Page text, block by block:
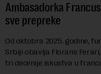
Ambasadorka
sve prepreke
Od oktobra 2025. godine,
Srbiji obavlja Florans
tri decenije iskustva u